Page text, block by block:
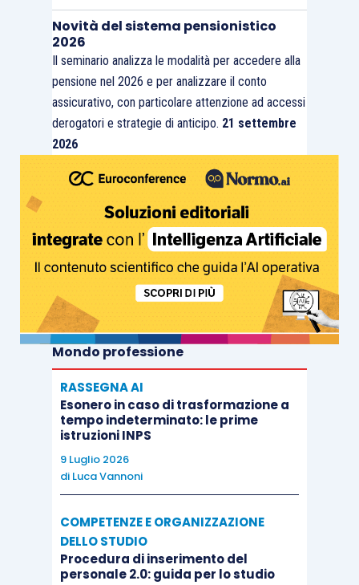
Novità del sistema pensionistico
2026
Il seminario analizza le modalità per accedere alla
pensione nel 2026 e per analizzare il conto
assicurativo, con particolare attenzione ad accessi
derogatori e strategie di anticipo. 21 settembre
2026
Mondo professione
RASSEGNA AI
Esonero in caso di trasformazione a
tempo indeterminato: le prime
istruzioni INPS
9 Luglio 2026
di Luca Vannoni
COMPETENZE E ORGANIZZAZIONE
DELLO STUDIO
Procedura di inserimento del
personale 2.0: guida per lo studio